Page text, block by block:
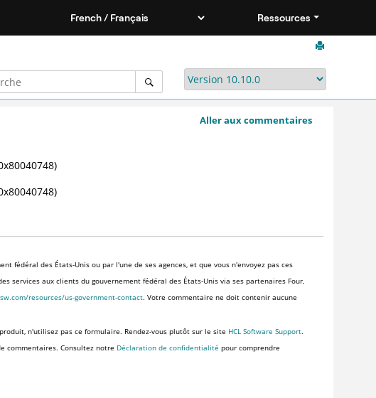
Ressources
Aller aux commentaires
fédéral des États-Unis ou par l'une de ses agences, et que vous n'envoyez pas ces
services aux clients du gouvernement fédéral des États-Unis via ses partenaires Four,
resources/us-government-contact. Votre commentaire ne doit contenir aucune
n'utilisez pas ce formulaire. Rendez-vous plutôt sur le site HCL Software Support.
commentaires. Consultez notre Déclaration de confidentialité pour comprendre